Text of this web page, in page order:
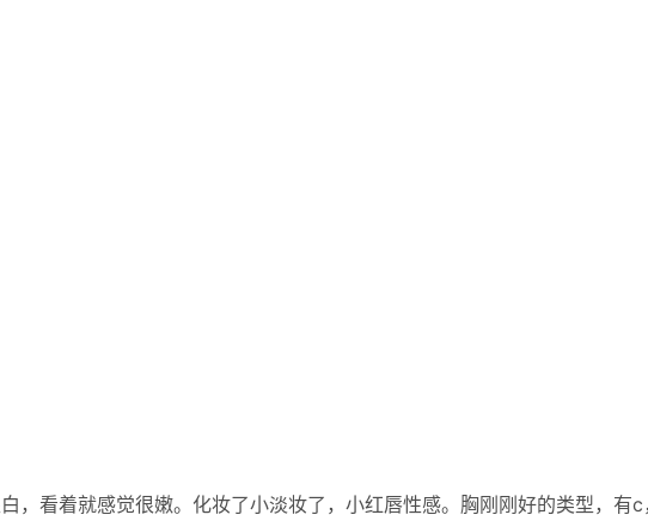
，看着就感觉很嫩。化妆了小淡妆了，小红唇性感。胸刚刚好的类型，有c